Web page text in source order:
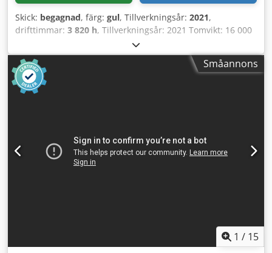
Skick: begagnad, färg: gul, Tillverkningsår: 2021,
drifttimmar: 3 820 h, Tillverkningsår: 2021 Tomvikt: 16 000
kg Mått (L x B x H): 622 x 230 x 299 cm Dcedpex Sqhisfx
Aarsk Motortyp: Deutz DEUTZ TCD4.1 L-4
Småannons
1 / 15